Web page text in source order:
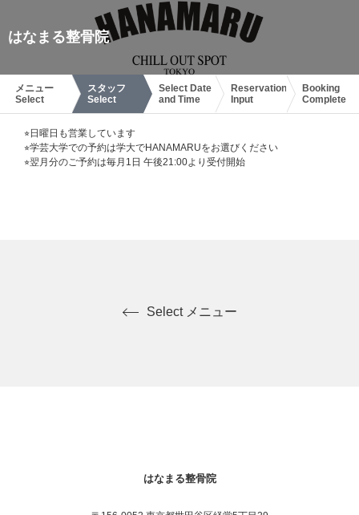
はなまる整骨院
メニュー
Select
スタッフ
Select
Select Date
and Time
Reservation
Input
Booking
Complete
⭐︎日曜日も営業しています
⭐︎学芸大学での予約は学大でHANAMARUをお選びください
⭐︎翌月分のご予約は毎月1日 午後21:00より受付開始
Select メニュー
はなまる整骨院